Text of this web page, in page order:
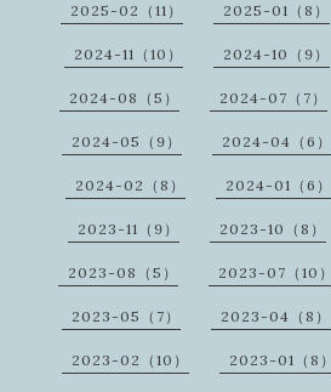
2025-02（11） 2025-01（8）
2024-11（10） 2024-10（9）
2024-08（5） 2024-07（7）
2024-05（9） 2024-04（6）
2024-02（8） 2024-01（6）
2023-11（9） 2023-10（8）
2023-08（5） 2023-07（10）
2023-05（7） 2023-04（8）
2023-02（10） 2023-01（8）